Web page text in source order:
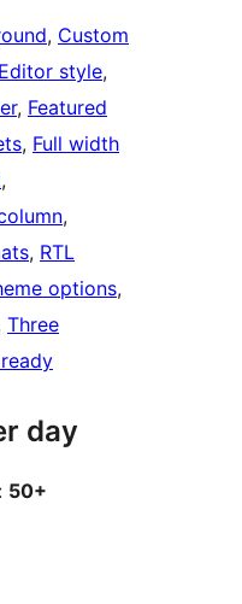
, Custom
Editor style
, Featured
, Full width
, RTL
options
Three
day
50+